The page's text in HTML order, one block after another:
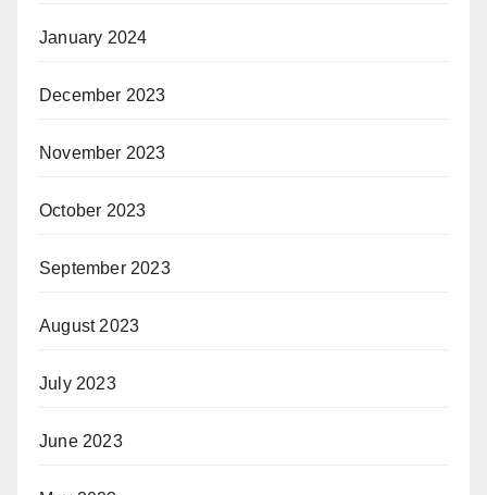
January 2024
December 2023
November 2023
October 2023
September 2023
August 2023
July 2023
June 2023